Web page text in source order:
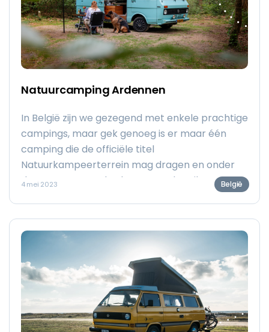
Natuurcamping Ardennen
In België zijn we gezegend met enkele prachtige
campings, maar gek genoeg is er maar één
camping die de officiële titel
Natuurkampeerterrein mag dragen en onder
de Groene Koepel valt. Daarom ben ik voor dit
natuurcamping Ardennen mogen noemen.
4 mei 2023 België